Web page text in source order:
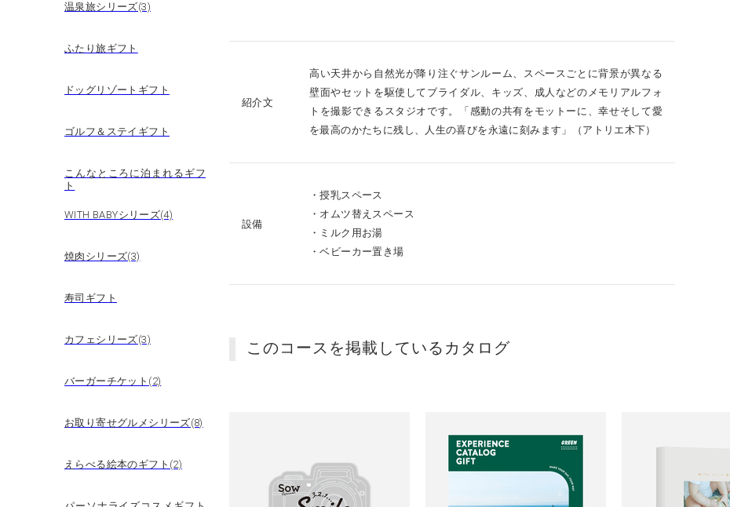
温泉旅シリーズ(3)
ふたり旅ギフト
ドッグリゾートギフト
ゴルフ＆ステイギフト
こんなところに泊まれるギフ
ト
WITH BABYシリーズ(4)
焼肉シリーズ(3)
寿司ギフト
カフェシリーズ(3)
バーガーチケット(2)
お取り寄せグルメシリーズ(8)
えらべる絵本のギフト(2)
紹介文
高い天井から自然光が降り注ぐサンルーム、スペースごとに背景が異なる
壁面やセットを駆使してブライダル、キッズ、成人などのメモリアルフォ
トを撮影できるスタジオです。「感動の共有をモットーに、幸せそして愛
を最高のかたちに残し、人生の喜びを永遠に刻みます」（アトリエ木下）
設備
・授乳スペース
・オムツ替えスペース
・ミルク用お湯
・ベビーカー置き場
このコースを掲載しているカタログ